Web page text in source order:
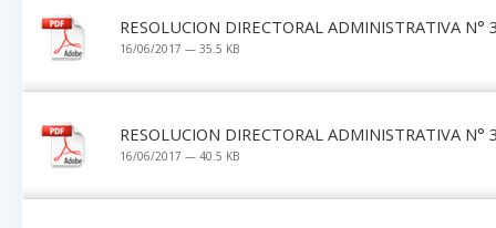
RESOLUCION DIRECTORAL ADMINISTRATIVA N°
16/06/2017 — 35.5 KB
RESOLUCION DIRECTORAL ADMINISTRATIVA N°
16/06/2017 — 40.5 KB